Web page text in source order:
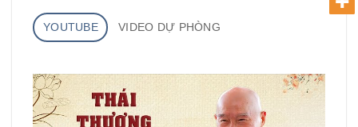
YOUTUBE VIDEO DỰ PHÒNG